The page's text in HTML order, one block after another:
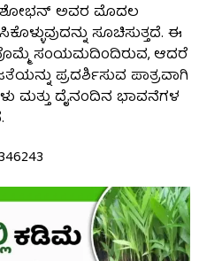
ಅವರ ಮೊದಲ
ಸೂಚಿಸುತ್ತದೆ. ಈ
ಸಂಯಮದಿಂದಿರುವ, ಆದರೆ
ಪ್ರದರ್ಶಿಸುವ ಪಾತ್ರವಾಗಿ
ಮತ್ತು ದೈನಂದಿನ ಭಾವನೆಗಳ